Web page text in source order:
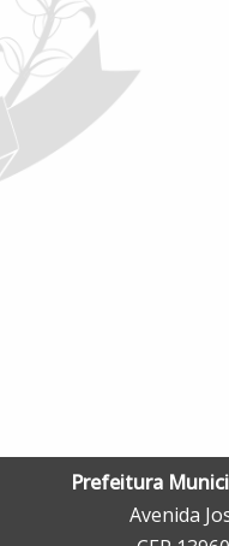
Prefeitura
Avenida